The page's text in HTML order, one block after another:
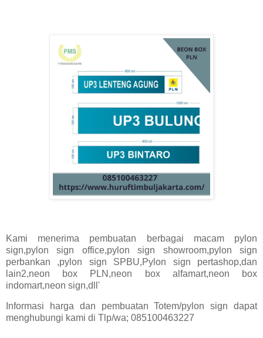
Kami menerima pembuatan berbagai macam pylon
sign,pylon sign office,pylon sign showroom,pylon sign
perbankan ,pylon sign SPBU,Pylon sign pertashop,dan
lain2,neon box PLN,neon box alfamart,neon box
indomart,neon sign,dll'
Informasi harga dan pembuatan Totem/pylon sign dapat
menghubungi kami di Tlp/wa; 085100463227